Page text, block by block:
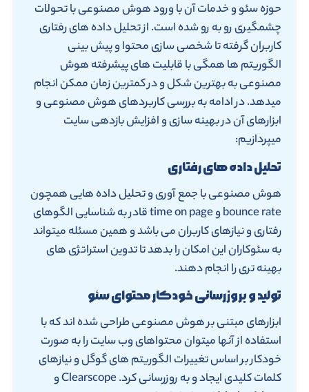
حوزه سئو و خدمات آن با ورود هوش مصنوعی با تحولات
چشمگیری رو به رو شده است. از تحلیل داده های رفتاری
کاربران گرفته تا شخصی سازی محتوا و پیش بینی
الگوریتم ها همگی با قابلیت های پیشرفته هوش
مصنوعی به بهترین شکل و در کمترین زمان ممکن انجام
میدهد. در ادامه به بررسی کاربردهای هوش مصنوعی و
ابزارهای آن در بهینه سازی و افزایش بازدهی سایت
میپردازیم:
تحلیل داده های رفتاری
هوش مصنوعی با جمع آوری و تحلیل داده هایی همچون
bounce rate و time on page قادر به شناسایی الگوهای
رفتاری و نیازهای کاربران می باشد و همین مسئله میتواند
به سئوکاران این امکان را بدهد تا تدوین استراتژی های
بهینه تری را انجام دهند.
تولید و بروزرسانی خودکار محتوای سئو
ابزارهای مبتنی بر هوش مصنوعی طراحی شده اند که با
استفاده از آنها میتوان محتواهای وب سایت را به صورت
خودکار بر اساس تغییرات الگوریتم های گوگل و نیازهای
کلمات کلیدی ایجاد و به روزرسانی کرد. Clearscope و